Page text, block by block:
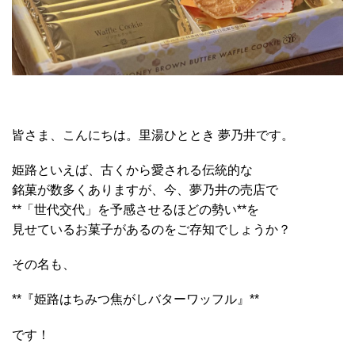
皆さま、こんにちは。里湯ひととき 夢乃井です。
姫路といえば、古くから愛される伝統的な
銘菓が数多くありますが、今、夢乃井の売店で
**「世代交代」を予感させるほどの勢い**を
見せているお菓子があるのをご存知でしょうか？
その名も、
**『姫路はちみつ焦がしバターワッフル』**
です！